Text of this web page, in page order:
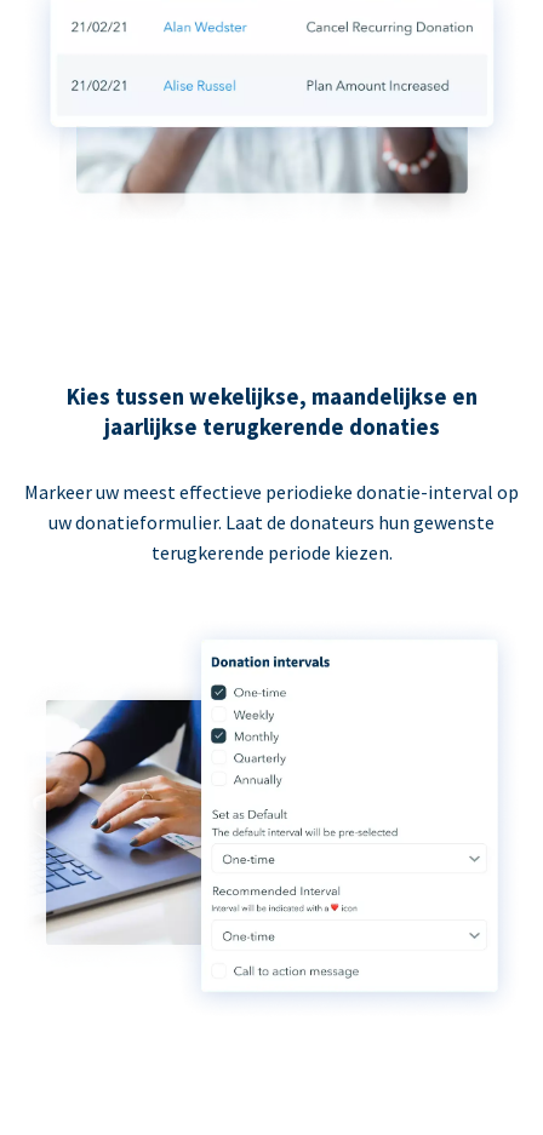
Kies tussen wekelijkse, maandelijkse en
jaarlijkse terugkerende donaties
Markeer uw meest effectieve periodieke donatie-interval op
uw donatieformulier. Laat de donateurs hun gewenste
terugkerende periode kiezen.